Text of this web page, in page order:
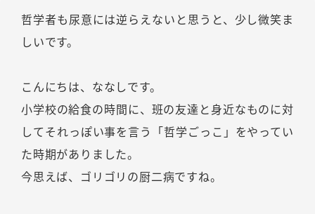
哲学者も尿意には逆らえないと思うと、少し微笑ま
しいです。
こんにちは、ななしです。
小学校の給食の時間に、班の友達と身近なものに対
してそれっぽい事を言う「哲学ごっこ」をやってい
た時期がありました。
今思えば、ゴリゴリの厨二病ですね。